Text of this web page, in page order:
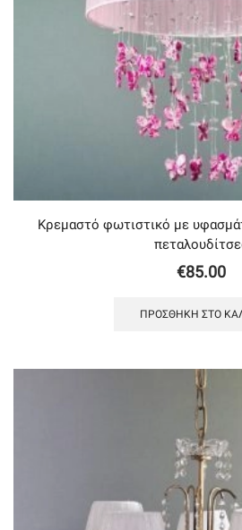
Κρεμαστό φωτιστικό με
€85.00
ΠΡΟΣΘΉΚΗ ΣΤΟ